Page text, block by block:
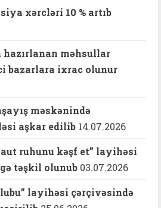
xərcləri 10 % artıb
məhsullar
bazarlara ixrac olunur
məskənində
aşkar edilib 14.07.2026
ruhunu kəşf et” layihəsi
təşkil olunub 03.07.2026
layihəsi çərçivəsində